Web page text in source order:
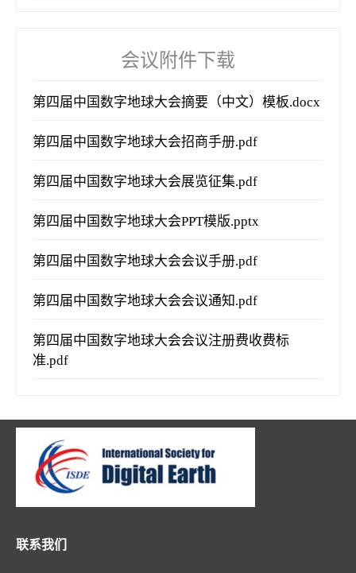
会议附件下载
第四届中国数字地球大会摘要（中文）模板.docx
第四届中国数字地球大会招商手册.pdf
第四届中国数字地球大会展览征集.pdf
第四届中国数字地球大会PPT模版.pptx
第四届中国数字地球大会会议手册.pdf
第四届中国数字地球大会会议通知.pdf
第四届中国数字地球大会会议注册费收费标
准.pdf
联系我们